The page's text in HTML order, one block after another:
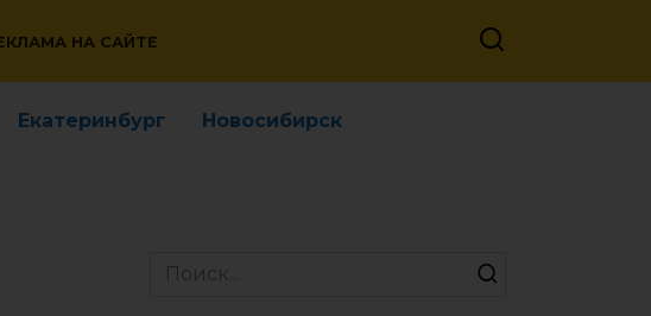
НА САЙТЕ
Екатеринбург Новосибирск
Search